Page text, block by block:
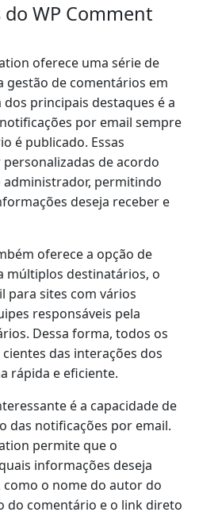
WP Comment
oferece uma série de
gestão de comentários em
principais destaques é a
por email sempre
é publicado. Essas
de acordo
administrador, permitindo
deseja receber e
oferece a opção de
múltiplos destinatários, o
para sites com vários
responsáveis pela
Dessa forma, todos os
das interações dos
rápida e eficiente.
é a capacidade de
das notificações por email.
permite que o
informações deseja
o nome do autor do
do comentário e o link direto